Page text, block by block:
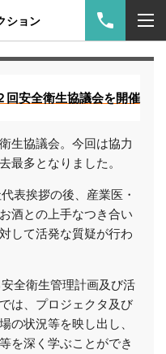
ション
安全衛生協議会を開催
生協議会。今回は協力
最多となりました。
表挨拶の後、産業医・
酒との上手なつき合い
して活発な質疑が行わ
全衛生管理計画及び活
は、プロジェクタ及び
の状況等を映し出し、
を深く学ぶことができ